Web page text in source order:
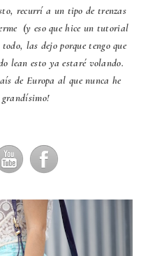
recurrí a un tipo de trenzas
(y eso que hice un tutorial
las dejo porque tengo que
lean esto ya estaré volando.
de Europa al que nunca he